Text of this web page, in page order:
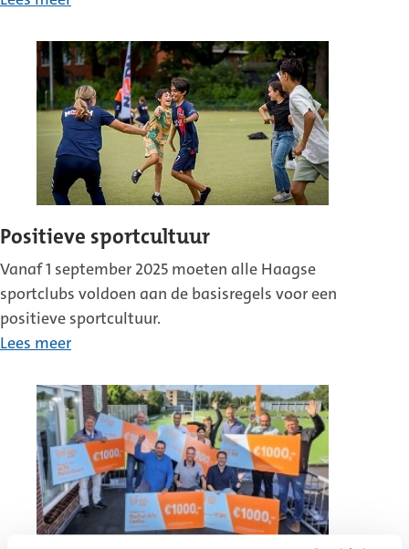
Positieve sportcultuur
Vanaf 1 september 2025 moeten alle Haagse
sportclubs voldoen aan de basisregels voor een
positieve sportcultuur.
Lees meer